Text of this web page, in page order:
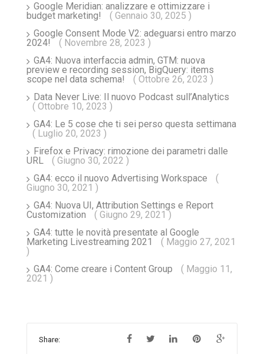
Google Meridian: analizzare e ottimizzare i
budget marketing!
( Gennaio 30, 2025 )
Google Consent Mode V2: adeguarsi entro marzo
2024!
( Novembre 28, 2023 )
GA4: Nuova interfaccia admin, GTM: nuova
preview e recording session, BigQuery: items
scope nel data schema!
( Ottobre 26, 2023 )
Data Never Live: Il nuovo Podcast sull’Analytics
( Ottobre 10, 2023 )
GA4: Le 5 cose che ti sei perso questa settimana
( Luglio 20, 2023 )
Firefox e Privacy: rimozione dei parametri dalle
URL
( Giugno 30, 2022 )
GA4: ecco il nuovo Advertising Workspace
(
Giugno 30, 2021 )
GA4: Nuova UI, Attribution Settings e Report
Customization
( Giugno 29, 2021 )
GA4: tutte le novità presentate al Google
Marketing Livestreaming 2021
( Maggio 27, 2021
)
GA4: Come creare i Content Group
( Maggio 11,
2021 )
Share: